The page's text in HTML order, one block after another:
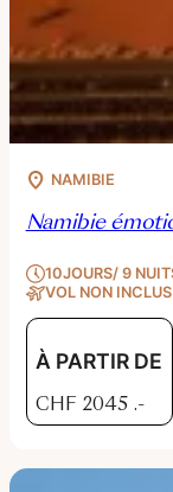
NAMIBIE
Namibie
10JOURS/ 9
VOL NON INCLUS
À PARTIR DE
CHF 2045 .-